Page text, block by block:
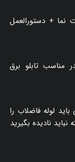
+ دستورالعمل
مناسب تابلو برق
لوله فاضلاب را